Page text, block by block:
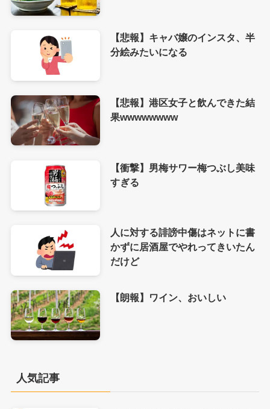
【悲報】キャバ嬢のインスタ、半
分絵みたいになる
【悲報】港区女子と飲んできた結
果wwwwwwww
【衝撃】男梅サワー梅つぶし美味
すぎる
人に対する誹謗中傷はネットに書
かずに居酒屋でやれってきいたん
だけど
【朗報】ワイン、おいしい
人気記事